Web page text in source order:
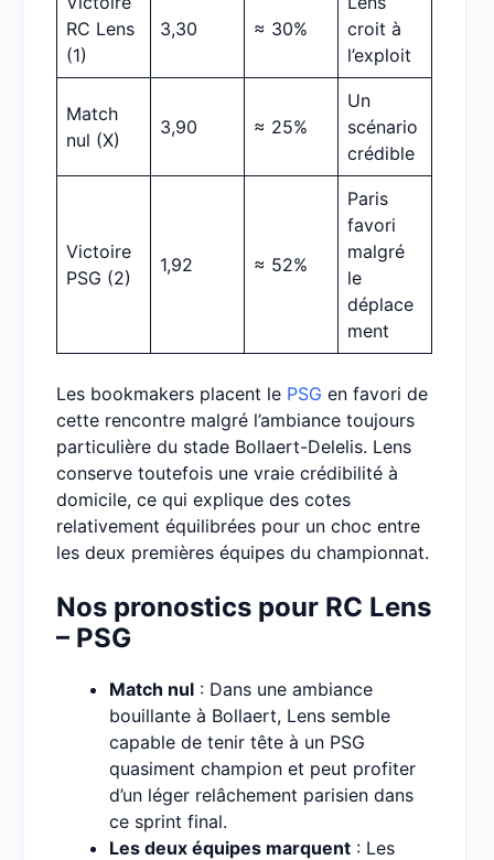
RC Lens
(1)
3,30 ≈ 30%
croit à
l’exploit
Match
nul (X)
3,90 ≈ 25%
Un
scénario
crédible
Victoire
PSG (2)
1,92 ≈ 52%
Paris
favori
malgré
le
déplace
ment
Les bookmakers placent le PSG en favori de
cette rencontre malgré l’ambiance toujours
particulière du stade Bollaert-Delelis. Lens
conserve toutefois une vraie crédibilité à
domicile, ce qui explique des cotes
relativement équilibrées pour un choc entre
les deux premières équipes du championnat.
Nos pronostics pour RC Lens
– PSG
Match nul : Dans une ambiance
bouillante à Bollaert, Lens semble
capable de tenir tête à un PSG
quasiment champion et peut profiter
d’un léger relâchement parisien dans
ce sprint final.
Les deux équipes marquent : Les